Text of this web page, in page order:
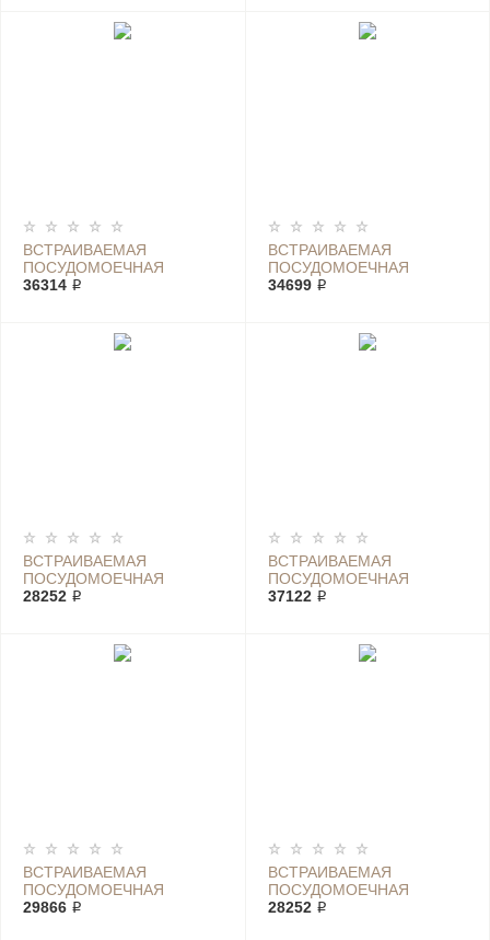
ВСТРАИВАЕМАЯ
ПОСУДОМОЕЧНАЯ
МАШИНА BOSCH SMV
36314 ₽
ВСТРАИВАЕМАЯ
ПОСУДОМОЕЧНАЯ
МАШИНА BOSCH SMV
34699 ₽
ВСТРАИВАЕМАЯ
ПОСУДОМОЕЧНАЯ
МАШИНА BOSCH SMV
28252 ₽
ВСТРАИВАЕМАЯ
ПОСУДОМОЕЧНАЯ
МАШИНА BOSCH SMV
37122 ₽
ВСТРАИВАЕМАЯ
ПОСУДОМОЕЧНАЯ
МАШИНА BOSCH SMV
29866 ₽
ВСТРАИВАЕМАЯ
ПОСУДОМОЕЧНАЯ
МАШИНА BOSCH SMV
28252 ₽